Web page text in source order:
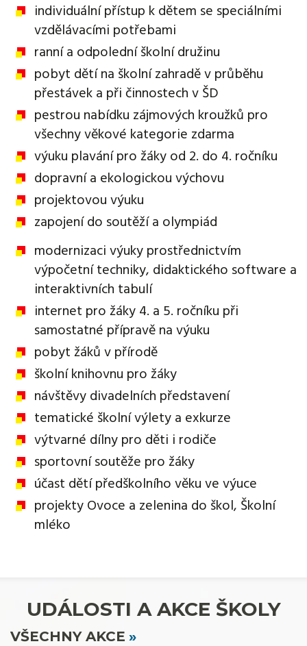
individuální přístup k dětem se speciálními
vzdělávacími potřebami
ranní a odpolední školní družinu
pobyt dětí na školní zahradě v průběhu
přestávek a při činnostech v ŠD
pestrou nabídku zájmových kroužků pro
všechny věkové kategorie zdarma
výuku plavání pro žáky od 2. do 4. ročníku
dopravní a ekologickou výchovu
projektovou výuku
zapojení do soutěží a olympiád
modernizaci výuky prostřednictvím
výpočetní techniky, didaktického software a
interaktivních tabulí
internet pro žáky 4. a 5. ročníku při
samostatné přípravě na výuku
pobyt žáků v přírodě
školní knihovnu pro žáky
návštěvy divadelních představení
tematické školní výlety a exkurze
výtvarné dílny pro děti i rodiče
sportovní soutěže pro žáky
účast dětí předškolního věku ve výuce
projekty Ovoce a zelenina do škol, Školní
mléko
UDÁLOSTI A AKCE ŠKOLY
VŠECHNY AKCE